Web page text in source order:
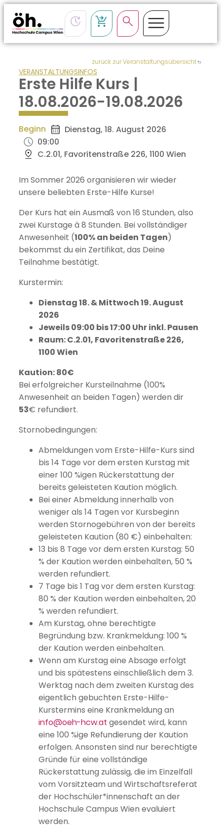
zurück zur Veranstaltungsübersicht
VERANSTALTUNGSINFOS
Erste Hilfe Kurs |
18.08.2026-19.08.2026
Beginn
Dienstag, 18. August 2026
09:00
C.2.01, Favoritenstraße 226, 1100 Wien
Im Sommer 2026 organisieren wir wieder
unsere beliebten Erste-Hilfe Kurse!
Der Kurs hat ein Ausmaß von 16 Stunden, also
zwei Kurstage à 8 Stunden. Bei vollständiger
Anwesenheit (100% an beiden Tagen)
bekommst du ein Zertifikat, das Deine
Teilnahme bestätigt.
Kurstermin:
Dienstag 18. & Mittwoch 19. August
2026
Jeweils 09:00 bis 17:00 Uhr inkl. Pausen
Raum:C.2.01, Favoritenstraße 226,
1100 Wien
Kaution: 80€
Bei erfolgreicher Kursteilnahme (100%
Anwesenheit an beiden Tagen) werden dir
53€ refundiert.
Stornobedingungen:
Abmeldungen vom Erste-Hilfe-Kurs sind
bis 14 Tage vor dem ersten Kurstag mit
einer 100 %igen Rückerstattung der
bereits geleisteten Kaution möglich.
Bei einer Abmeldung innerhalb von
weniger als 14 Tagen vor Kursbeginn
werden Stornogebühren von der bereits
geleisteten Kaution (80 €) einbehalten:
13 bis 8 Tage vor dem ersten Kurstag: 50
% der Kaution werden einbehalten, 50 %
werden refundiert.
7 Tage bis 1 Tag vor dem ersten Kurstag:
80 % der Kaution werden einbehalten, 20
% werden refundiert.
Am Kurstag, ohne berechtigte
Begründung bzw. Krankmeldung: 100 %
der Kaution werden einbehalten.
Wenn am Kurstag eine Absage erfolgt
und bis spätestens einschließlich dem 3.
Werktag nach dem zweiten Kurstag des
eigentlich gebuchten Erste-Hilfe-
Kurstermins eine Krankmeldung an
info@oeh-hcw.at gesendet wird, kann
eine 100 %ige Refundierung der Kaution
erfolgen. Ansonsten sind nur berechtigte
Gründe für eine vollständige
Rückerstattung zulässig, die im Einzelfall
vom Vorsitzteam und Wirtschaftsreferat
der Hochschüler*innenschaft an der
Hochschule Campus Wien evaluiert
werden.